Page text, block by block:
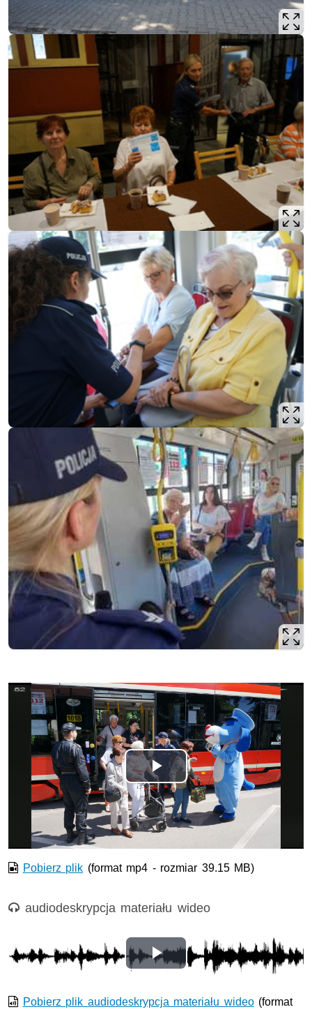
Odtwórz
wideo
Pobierz plik (format mp4 - rozmiar 39.15 MB)
Nagranie audio
audiodeskrypcja materiału wideo
Odtwórz
wideo
Pobierz plik audiodeskrypcja materiału wideo(format